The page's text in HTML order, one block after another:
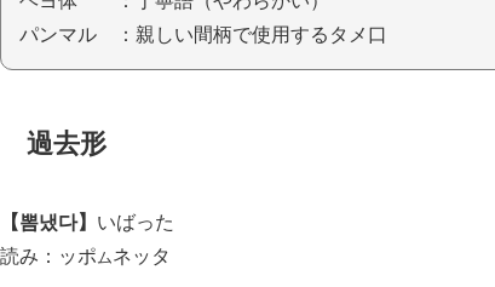
パンマル ：親しい間柄で使用するタメ口
過去形
【뽐냈다】 いばった
読み：ッポ ムネッタ